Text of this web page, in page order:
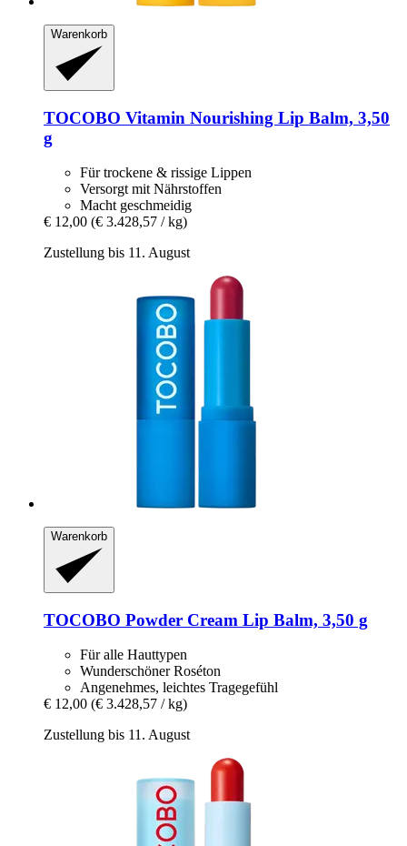
Warenkorb
TOCOBO Vitamin Nourishing Lip Balm, 3,50
g
Für trockene & rissige Lippen
Versorgt mit Nährstoffen
Macht geschmeidig
€ 12,00 (€ 3.428,57 / kg)
Zustellung bis 11. August
Warenkorb
TOCOBO Powder Cream Lip Balm, 3,50 g
Für alle Hauttypen
Wunderschöner Roséton
Angenehmes, leichtes Tragegefühl
€ 12,00 (€ 3.428,57 / kg)
Zustellung bis 11. August